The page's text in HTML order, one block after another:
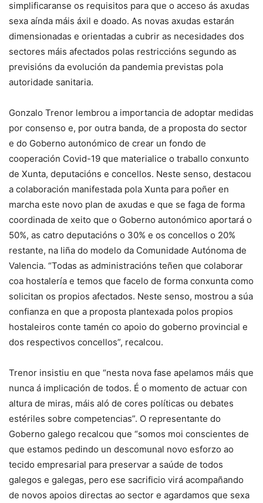
simplificaranse os requisitos para que o acceso ás axudas
sexa aínda máis áxil e doado. As novas axudas estarán
dimensionadas e orientadas a cubrir as necesidades dos
sectores máis afectados polas restriccións segundo as
previsións da evolución da pandemia previstas pola
autoridade sanitaria.
Gonzalo Trenor lembrou a importancia de adoptar medidas
por consenso e, por outra banda, de a proposta do sector
e do Goberno autonómico de crear un fondo de
cooperación Covid-19 que materialice o traballo conxunto
de Xunta, deputacións e concellos. Neste senso, destacou
a colaboración manifestada pola Xunta para poñer en
marcha este novo plan de axudas e que se faga de forma
coordinada de xeito que o Goberno autonómico aportará o
50%, as catro deputacións o 30% e os concellos o 20%
restante, na liña do modelo da Comunidade Autónoma de
Valencia. “Todas as administracións teñen que colaborar
coa hostalería e temos que facelo de forma conxunta como
solicitan os propios afectados. Neste senso, mostrou a súa
confianza en que a proposta plantexada polos propios
hostaleiros conte tamén co apoio do goberno provincial e
dos respectivos concellos”, recalcou.
Trenor insistiu en que “nesta nova fase apelamos máis que
nunca á implicación de todos. É o momento de actuar con
altura de miras, máis aló de cores políticas ou debates
estériles sobre competencias”. O representante do
Goberno galego recalcou que “somos moi conscientes de
que estamos pedindo un descomunal novo esforzo ao
tecido empresarial para preservar a saúde de todos
galegos e galegas, pero ese sacrificio virá acompañando
de novos apoios directas ao sector e agardamos que sexa